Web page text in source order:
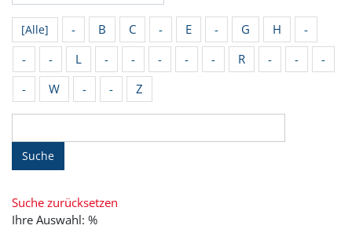
[Alle] - B C - E - G H
-
-
- L - - - - - R - -
-
-
W - - Z
Suche
Suche zurücksetzen
Ihre Auswahl: %